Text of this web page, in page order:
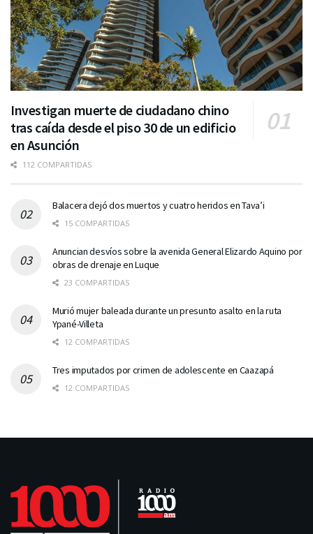
Investigan muerte de ciudadano chino
tras caída desde el piso 30 de un edificio
en Asunción
112 COMPARTIDAS
Balacera dejó dos muertos y cuatro heridos en Tava’i
15 COMPARTIDAS
Anuncian desvíos sobre la avenida General Elizardo Aquino por
obras de drenaje en Luque
23 COMPARTIDAS
Murió mujer baleada durante un presunto asalto en la ruta
Ypané-Villeta
12 COMPARTIDAS
Tres imputados por crimen de adolescente en Caazapá
12 COMPARTIDAS